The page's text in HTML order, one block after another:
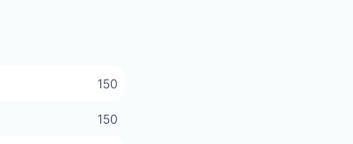
150
150